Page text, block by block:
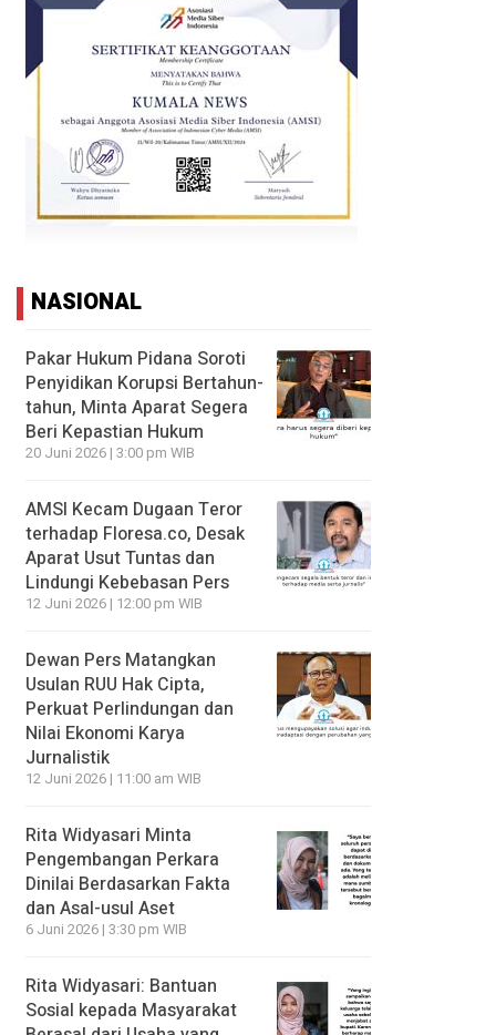
NASIONAL
Pakar Hukum Pidana Soroti
Penyidikan Korupsi Bertahun-
tahun, Minta Aparat Segera
Beri Kepastian Hukum
20 Juni 2026 | 3:00 pm WIB
AMSI Kecam Dugaan Teror
terhadap Floresa.co, Desak
Aparat Usut Tuntas dan
Lindungi Kebebasan Pers
12 Juni 2026 | 12:00 pm WIB
Dewan Pers Matangkan
Usulan RUU Hak Cipta,
Perkuat Perlindungan dan
Nilai Ekonomi Karya
Jurnalistik
12 Juni 2026 | 11:00 am WIB
Rita Widyasari Minta
Pengembangan Perkara
Dinilai Berdasarkan Fakta
dan Asal-usul Aset
6 Juni 2026 | 3:30 pm WIB
Rita Widyasari: Bantuan
Sosial kepada Masyarakat